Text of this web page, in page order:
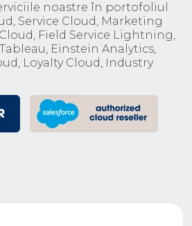
noastre în portofoliul
Service Cloud, Marketing
Field Service Lightning,
Einstein Analytics,
Loyalty Cloud, Industry